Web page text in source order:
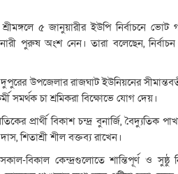
শ্রীমঙ্গলে ৫ জানুয়ারীর ইউপি নির্বাচনে
পুরুষ অংশ নেন। তারা বলেছেন,
উপজেলার রাজঘাট ইউনিয়নের
সমর্থক চা শ্রমিকরা বিক্ষোভে যোগ দেয়।
প্রার্থী বিকাশ চন্দ্র বুনার্জি, বৈদ্যুতিক
শিতাশ্রী শীল বক্তব্য রাখেন।
বিকাল কেন্দ্রগুলোতে শান্তিপূর্ণ ও